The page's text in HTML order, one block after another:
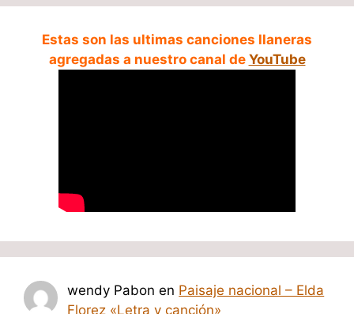
Estas son las ultimas canciones llaneras
agregadas a nuestro canal de YouTube
wendy Pabon en Paisaje nacional – Elda
Florez «Letra y canción»